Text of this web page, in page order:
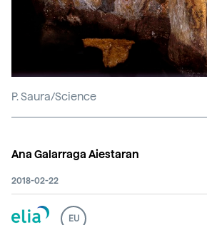
P. Saura/Science
Ana Galarraga Aiestaran
2018-02-22
EU